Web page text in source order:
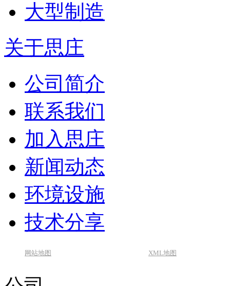
大型制造
关于思庄
公司简介
联系我们
加入思庄
新闻动态
环境设施
技术分享
网站地图 XML地图